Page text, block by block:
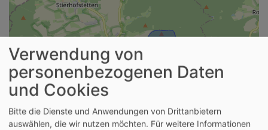
Verwendung von
personenbezogenen Daten
und Cookies
Bitte die Dienste und Anwendungen von Drittanbietern
auswählen, die wir nutzen möchten. Für weitere Informationen